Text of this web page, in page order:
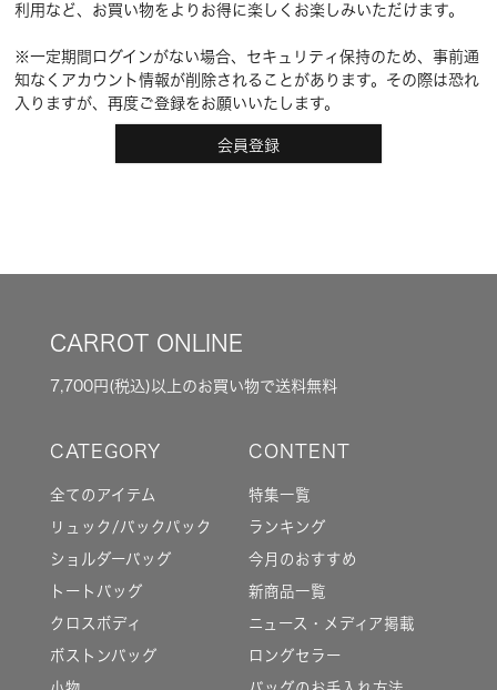
利用など、お買い物をよりお得に楽しくお楽しみいただけます。
※一定期間ログインがない場合、セキュリティ保持のため、事前通
知なくアカウント情報が削除されることがあります。その際は恐れ
入りますが、再度ご登録をお願いいたします。
会員登録
CARROT ONLINE
7,700円(税込)以上のお買い物で送料無料
全てのアイテム
リュック/バックパック
ショルダーバッグ
トートバッグ
クロスボディ
ボストンバッグ
特集一覧
ランキング
今月のおすすめ
新商品一覧
ニュース・メディア掲載
ロングセラー